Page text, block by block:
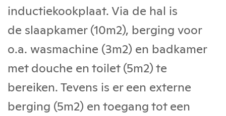
inductiekookplaat. Via de hal is
de slaapkamer (10m2), berging voor
o.a. wasmachine (3m2) en badkamer
met douche en toilet (5m2) te
bereiken. Tevens is er een externe
berging (5m2) en toegang tot een